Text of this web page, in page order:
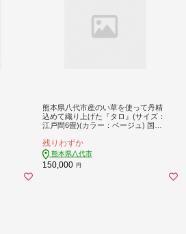
熊本県八代市産のい草を使って丹精
込めて織り上げた『タロ』(サイズ：
江戸間6畳)(カラー：ベージュ) 国産
毯 マット 織物 敷き物 インテリア
残りわずか
熊本県八代市
150,000 円